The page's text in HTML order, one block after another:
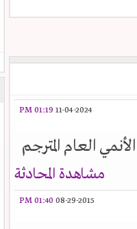
11-04-2024
01:19 PM
العام المترجم
مشاهدة المحادثة
08-29-2015
01:40 PM